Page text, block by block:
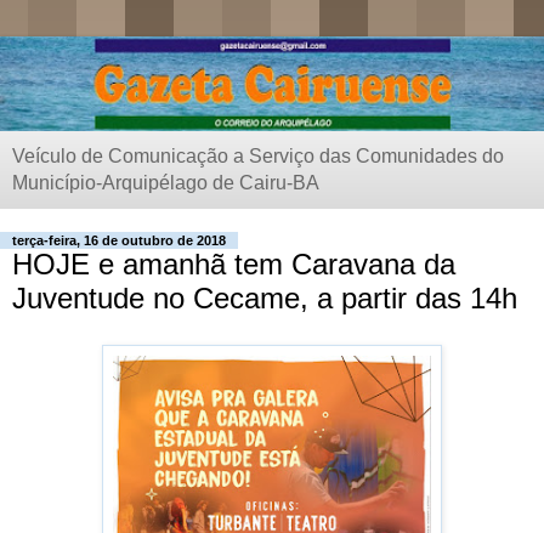
Veículo de Comunicação a Serviço das Comunidades do
Município-Arquipélago de Cairu-BA
terça-feira, 16 de outubro de 2018
HOJE e amanhã tem Caravana da
Juventude no Cecame, a partir das 14h